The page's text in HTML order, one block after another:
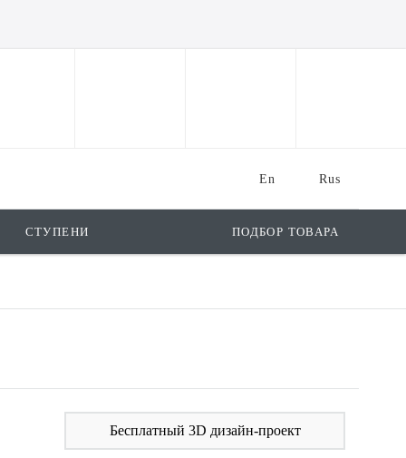
Rus
En
СТУПЕНИ ПОДБОР ТОВАРА
Бесплатный 3D дизайн-проект